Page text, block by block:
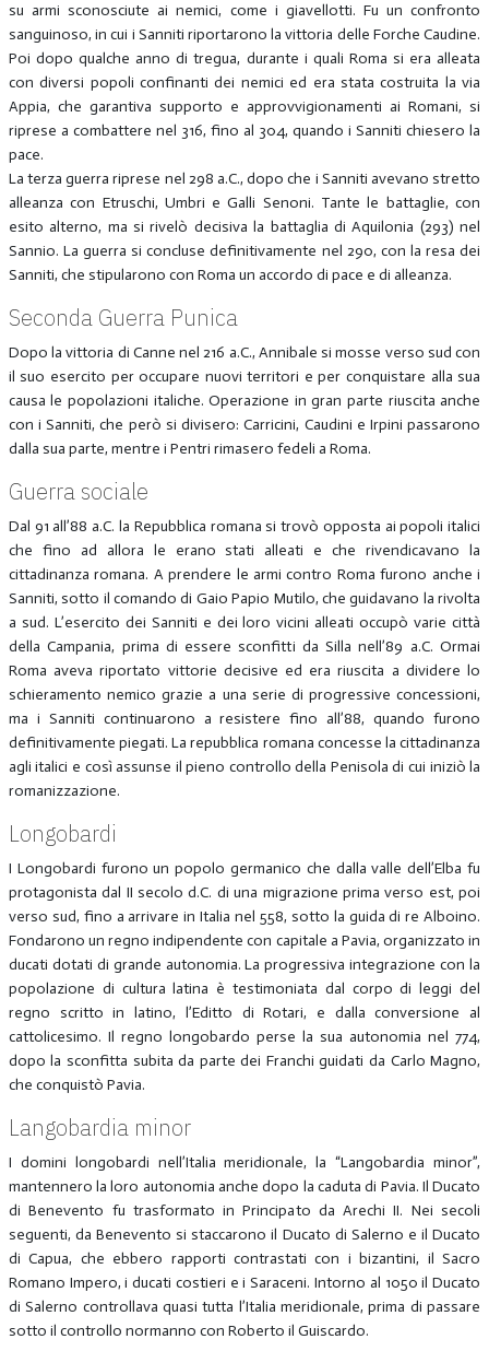
su armi sconosciute ai nemici, come i giavellotti. Fu un confronto
sanguinoso, in cui i Sanniti riportarono la vittoria delle Forche Caudine.
Poi dopo qualche anno di tregua, durante i quali Roma si era alleata
con diversi popoli confinanti dei nemici ed era stata costruita la via
Appia, che garantiva supporto e approvvigionamenti ai Romani, si
riprese a combattere nel 316, fino al 304, quando i Sanniti chiesero la
pace.
La terza guerra riprese nel 298 a.C., dopo che i Sanniti avevano stretto
alleanza con Etruschi, Umbri e Galli Senoni. Tante le battaglie, con
esito alterno, ma si rivelò decisiva la battaglia di Aquilonia (293) nel
Sannio. La guerra si concluse definitivamente nel 290, con la resa dei
Sanniti, che stipularono con Roma un accordo di pace e di alleanza.
Seconda Guerra Punica
Dopo la vittoria di Canne nel 216 a.C., Annibale si mosse verso sud con
il suo esercito per occupare nuovi territori e per conquistare alla sua
causa le popolazioni italiche. Operazione in gran parte riuscita anche
con i Sanniti, che però si divisero: Carricini, Caudini e Irpini passarono
dalla sua parte, mentre i Pentri rimasero fedeli a Roma.
Guerra sociale
Dal 91 all’88 a.C. la Repubblica romana si trovò opposta ai popoli italici
che fino ad allora le erano stati alleati e che rivendicavano la
cittadinanza romana. A prendere le armi contro Roma furono anche i
Sanniti, sotto il comando di Gaio Papio Mutilo, che guidavano la rivolta
a sud. L’esercito dei Sanniti e dei loro vicini alleati occupò varie città
della Campania, prima di essere sconfitti da Silla nell’89 a.C. Ormai
Roma aveva riportato vittorie decisive ed era riuscita a dividere lo
schieramento nemico grazie a una serie di progressive concessioni,
ma i Sanniti continuarono a resistere fino all’88, quando furono
definitivamente piegati. La repubblica romana concesse la cittadinanza
agli italici e così assunse il pieno controllo della Penisola di cui iniziò la
romanizzazione.
Longobardi
I Longobardi furono un popolo germanico che dalla valle dell’Elba fu
protagonista dal II secolo d.C. di una migrazione prima verso est, poi
verso sud, fino a arrivare in Italia nel 558, sotto la guida di re Alboino.
Fondarono un regno indipendente con capitale a Pavia, organizzato in
ducati dotati di grande autonomia. La progressiva integrazione con la
popolazione di cultura latina è testimoniata dal corpo di leggi del
regno scritto in latino, l’Editto di Rotari, e dalla conversione al
cattolicesimo. Il regno longobardo perse la sua autonomia nel 774,
dopo la sconfitta subita da parte dei Franchi guidati da Carlo Magno,
che conquistò Pavia.
Langobardia minor
I domini longobardi nell’Italia meridionale, la “Langobardia minor”,
mantennero la loro autonomia anche dopo la caduta di Pavia. Il Ducato
di Benevento fu trasformato in Principato da Arechi II. Nei secoli
seguenti, da Benevento si staccarono il Ducato di Salerno e il Ducato
di Capua, che ebbero rapporti contrastati con i bizantini, il Sacro
Romano Impero, i ducati costieri e i Saraceni. Intorno al 1050 il Ducato
di Salerno controllava quasi tutta l’Italia meridionale, prima di passare
sotto il controllo normanno con Roberto il Guiscardo.